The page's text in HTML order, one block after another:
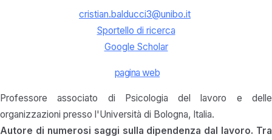
cristian.balducci3@unibo.it
Sportello di ricerca
Google Scholar
pagina web
Professore associato di Psicologia del lavoro e delle
organizzazioni presso l'Università di Bologna, Italia.
Autore di numerosi saggi sulla dipendenza dal lavoro. Tra